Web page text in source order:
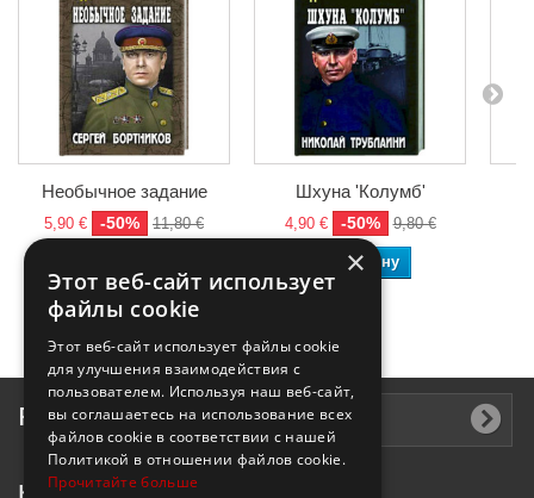
Необычное задание
5,90 € -50% 11,80 €
Шхуна 'Колумб'
4,90 € -50% 9,80 €
В корзину
Рассылка
Контактная информация
×
Этот веб-сайт использует
файлы cookie
Этот веб-сайт использует файлы cookie
для улучшения взаимодействия с
пользователем. Используя наш веб-сайт,
вы соглашаетесь на использование всех
файлов cookie в соответствии с нашей
Политикой в ​​отношении файлов cookie.
Прочитайте больше